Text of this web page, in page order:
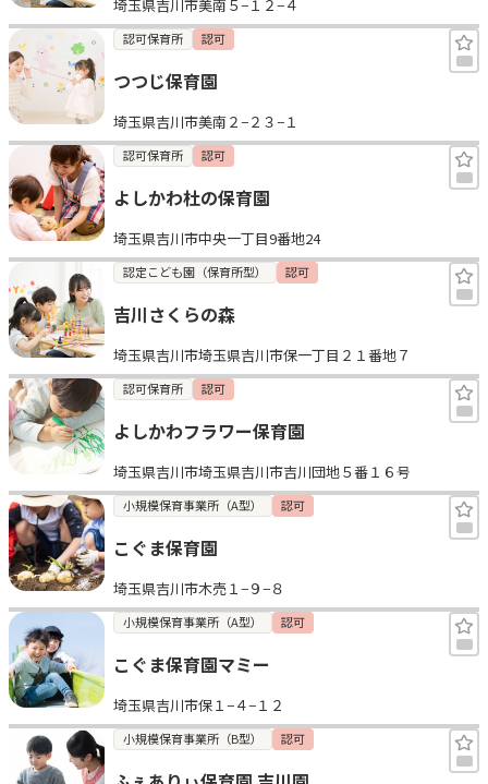
埼玉県吉川市美南５−１２−４
認可保育所 認可
つつじ保育園
埼玉県吉川市美南２−２３−１
認可保育所 認可
よしかわ杜の保育園
埼玉県吉川市中央一丁目9番地24
認定こども園（保育所型） 認可
吉川さくらの森
埼玉県吉川市埼玉県吉川市保一丁目２１番地７
認可保育所 認可
よしかわフラワー保育園
埼玉県吉川市埼玉県吉川市吉川団地５番１６号
小規模保育事業所（A型） 認可
こぐま保育園
埼玉県吉川市木売１−９−８
小規模保育事業所（A型） 認可
こぐま保育園マミー
埼玉県吉川市保１−４−１２
小規模保育事業所（B型） 認可